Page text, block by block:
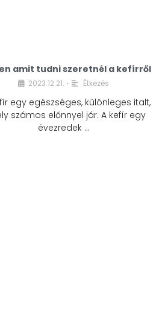
amit tudni szeretnél a kefírről
2023.12.21. • Étkezés
egy egészséges, különleges italt,
számos előnnyel jár. A kefír egy
évezredek …